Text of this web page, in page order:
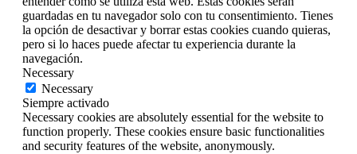
guardadas en tu navegador solo con tu consentimiento. Tienes
la opción de desactivar y borrar estas cookies cuando quieras,
pero si lo haces puede afectar tu experiencia durante la
navegación.
Necessary
Necessary
Siempre activado
Necessary cookies are absolutely essential for the website to
function properly. These cookies ensure basic functionalities
and security features of the website, anonymously.